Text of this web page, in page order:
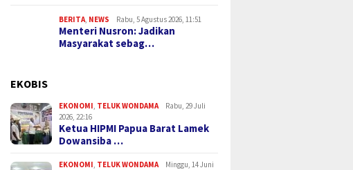
BERITA, NEWS Rabu, 5 Agustus 2026, 11:51
Menteri Nusron: Jadikan
Masyarakat sebag…
EKOBIS
EKONOMI, TELUK WONDAMA
Rabu, 29 Juli
2026, 22:16
Ketua HIPMI Papua Barat Lamek
Dowansiba …
EKONOMI, TELUK WONDAMA
Minggu, 14 Juni